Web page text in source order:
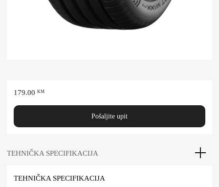
179.00 KM
Pošaljite upit
TEHNIČKA SPECIFIKACIJA
TEHNIČKA SPECIFIKACIJA